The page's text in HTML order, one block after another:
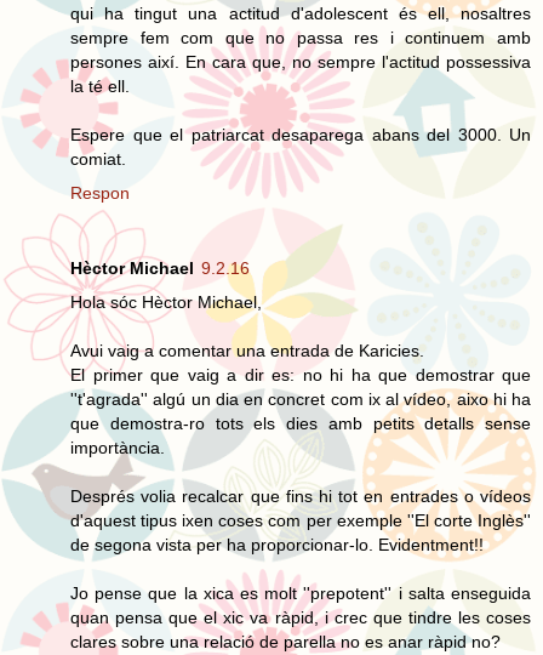
qui ha tingut una actitud d'adolescent és ell, nosaltres
sempre fem com que no passa res i continuem amb
persones així. En cara que, no sempre l'actitud possessiva
la té ell.
Espere que el patriarcat desaparega abans del 3000. Un
comiat.
Respon
Hèctor Michael 9.2.16
Hola sóc Hèctor Michael,
Avui vaig a comentar una entrada de Karicies.
El primer que vaig a dir es: no hi ha que demostrar que
''t'agrada'' algú un dia en concret com ix al vídeo, aixo hi ha
que demostra-ro tots els dies amb petits detalls sense
importància.
Després volia recalcar que fins hi tot en entrades o vídeos
d'aquest tipus ixen coses com per exemple ''El corte Inglès''
de segona vista per ha proporcionar-lo. Evidentment!!
Jo pense que la xica es molt ''prepotent'' i salta enseguida
quan pensa que el xic va ràpid, i crec que tindre les coses
clares sobre una relació de parella no es anar ràpid no?